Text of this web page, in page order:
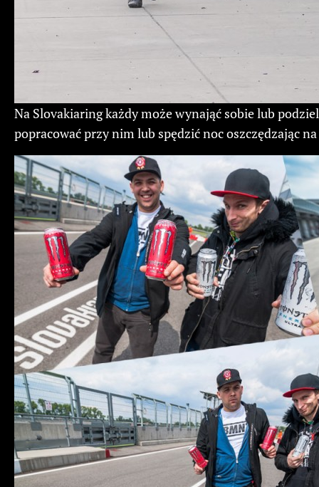
Na Slovakiaring każdy może wynająć sobie lub
popracować przy nim lub spędzić noc oszczędzając